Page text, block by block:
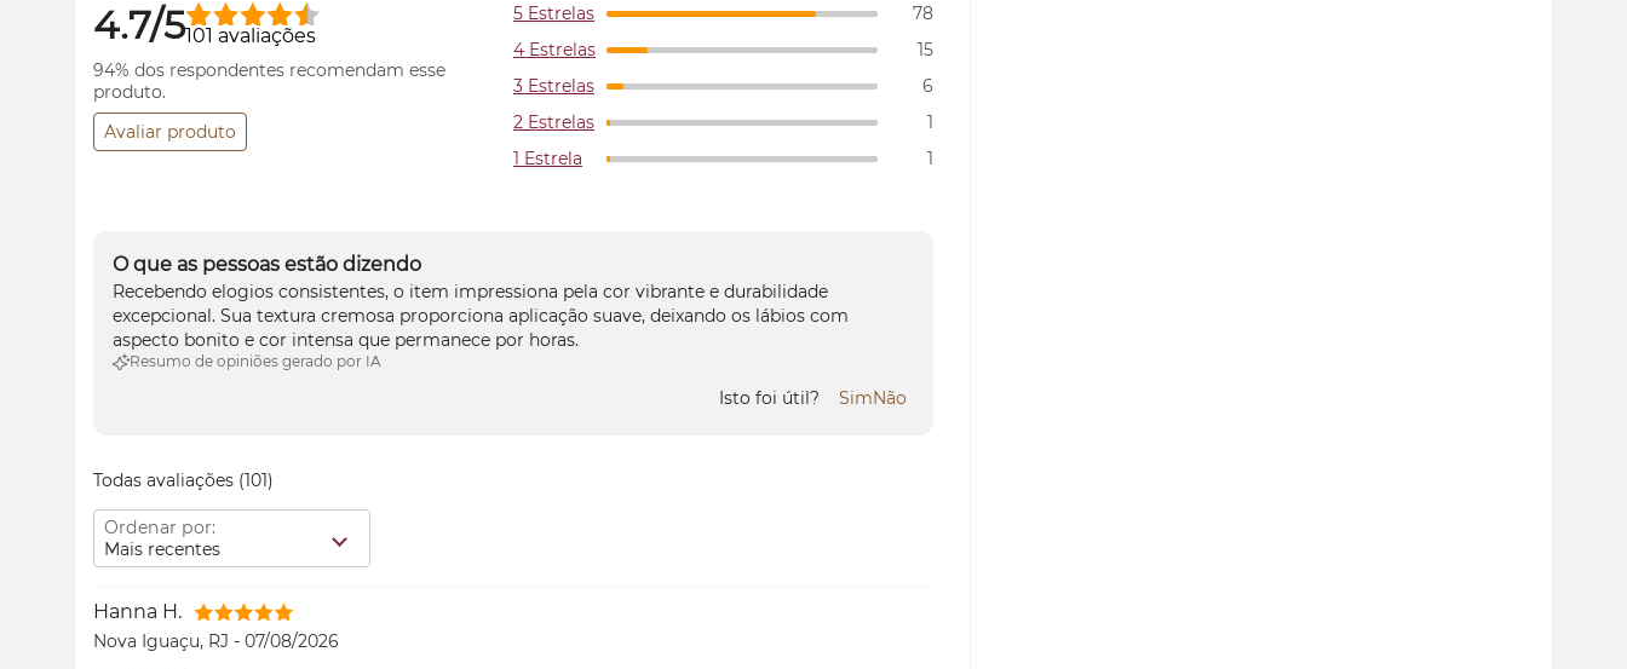
4.7/5101 avaliações
94% dos respondentes recomendam esse
produto.
Avaliar produto
5 Estrelas
78
4 Estrelas
15
3 Estrelas
6
2 Estrelas
1
1 Estrela
1
O que as pessoas estão dizendo
Recebendo elogios consistentes, o item impressiona pela cor vibrante e durabilidade
excepcional. Sua textura cremosa proporciona aplicação suave, deixando os lábios com
aspecto bonito e cor intensa que permanece por horas.
Resumo de opiniões gerado por IA
Isto foi útil? SimNão
Todas avaliações (101)
Ordenar por:
Mais recentes
Hanna H.
Nova Iguaçu, RJ - 07/08/2026